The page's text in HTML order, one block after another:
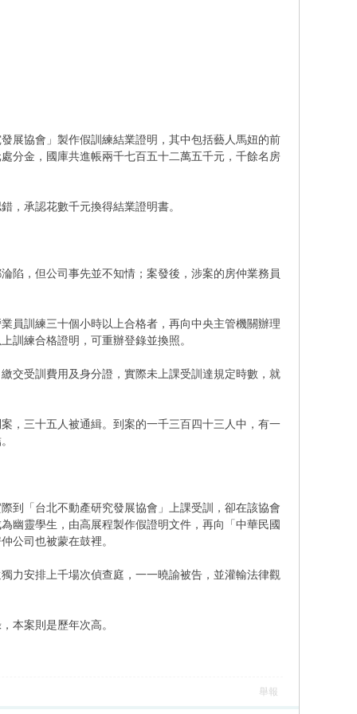
展協會」製作假訓練結業證明，其中包括藝人馬妞的前
分金，國庫共進帳兩千七百五十二萬五千元，千餘名房
，承認花數千元換得結業證明書。
陷，但公司事先並不知情；案發後，涉案的房仲業務員
員訓練三十個小時以上合格者，再向中央主管機關辦理
訓練合格證明，可重辦登錄並換照。
交受訓費用及身分證，實際未上課受訓達規定時數，就
，三十五人被通緝。到案的一千三百四十三人中，有一
到「台北不動產研究發展協會」上課受訓，卻在該協會
幽靈學生，由高展程製作假證明文件，再向「中華民國
公司也被蒙在鼓裡。
力安排上千場次偵查庭，一一曉諭被告，並灌輸法律觀
本案則是歷年次高。
舉報